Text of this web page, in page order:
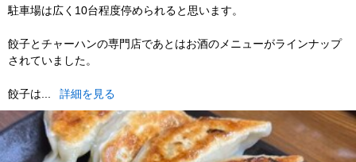
駐車場は広く10台程度停められると思います。
餃子とチャーハンの専門店であとはお酒のメニューがラインナップ
されていました。
餃子は... 詳細を見る